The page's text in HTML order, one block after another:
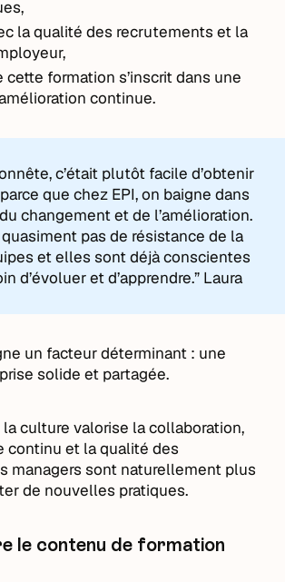
la qualité des recrutements et la
cette formation s’inscrit dans une
continue.
c’était plutôt facile d’obtenir
que chez EPI, on baigne dans
changement et de l’amélioration.
quasiment pas de résistance de la
et elles sont déjà conscientes
d’évoluer et d’apprendre.” Laura
un facteur déterminant : une
solide et partagée.
la culture valorise la collaboration,
continu et la qualité des
managers sont naturellement plus
de nouvelles pratiques.
le contenu de formation